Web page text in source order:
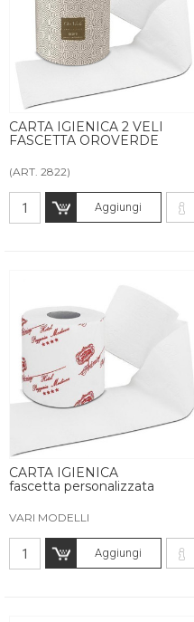
CARTA IGIENICA 2 VELI
FASCETTA OROVERDE
(ART. 2822)
Aggiungi
CARTA IGIENICA
fascetta personalizzata
VARI MODELLI
Aggiungi